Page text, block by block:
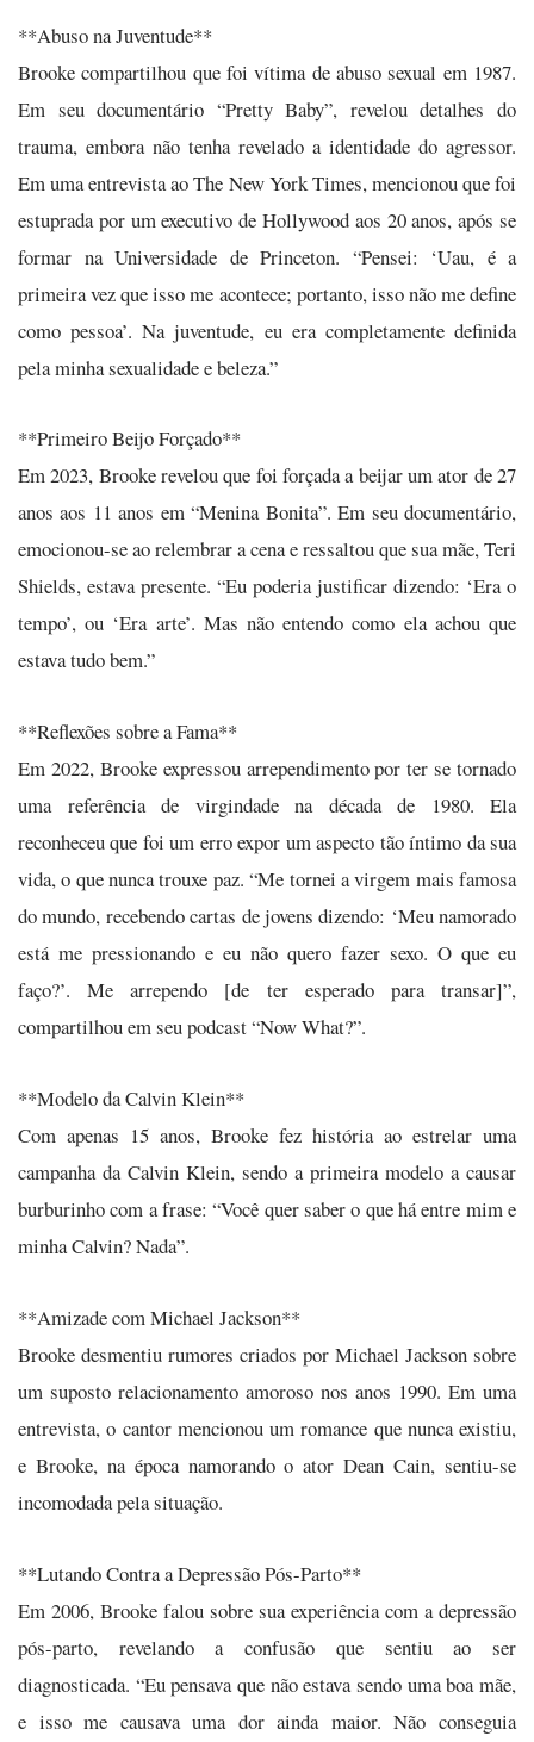
**Abuso na Juventude**
Brooke compartilhou que foi vítima de abuso sexual em 1987.
Em seu documentário “Pretty Baby”, revelou detalhes do
trauma, embora não tenha revelado a identidade do agressor.
Em uma entrevista ao The New York Times, mencionou que foi
estuprada por um executivo de Hollywood aos 20 anos, após se
formar na Universidade de Princeton. “Pensei: ‘Uau, é a
primeira vez que isso me acontece; portanto, isso não me define
como pessoa’. Na juventude, eu era completamente definida
pela minha sexualidade e beleza.”
**Primeiro Beijo Forçado**
Em 2023, Brooke revelou que foi forçada a beijar um ator de 27
anos aos 11 anos em “Menina Bonita”. Em seu documentário,
emocionou-se ao relembrar a cena e ressaltou que sua mãe, Teri
Shields, estava presente. “Eu poderia justificar dizendo: ‘Era o
tempo’, ou ‘Era arte’. Mas não entendo como ela achou que
estava tudo bem.”
**Reflexões sobre a Fama**
Em 2022, Brooke expressou arrependimento por ter se tornado
uma referência de virgindade na década de 1980. Ela
reconheceu que foi um erro expor um aspecto tão íntimo da sua
vida, o que nunca trouxe paz. “Me tornei a virgem mais famosa
do mundo, recebendo cartas de jovens dizendo: ‘Meu namorado
está me pressionando e eu não quero fazer sexo. O que eu
faço?’. Me arrependo [de ter esperado para transar]”,
compartilhou em seu podcast “Now What?”.
**Modelo da Calvin Klein**
Com apenas 15 anos, Brooke fez história ao estrelar uma
campanha da Calvin Klein, sendo a primeira modelo a causar
burburinho com a frase: “Você quer saber o que há entre mim e
minha Calvin? Nada”.
**Amizade com Michael Jackson**
Brooke desmentiu rumores criados por Michael Jackson sobre
um suposto relacionamento amoroso nos anos 1990. Em uma
entrevista, o cantor mencionou um romance que nunca existiu,
e Brooke, na época namorando o ator Dean Cain, sentiu-se
incomodada pela situação.
**Lutando Contra a Depressão Pós-Parto**
Em 2006, Brooke falou sobre sua experiência com a depressão
pós-parto, revelando a confusão que sentiu ao ser
diagnosticada. “Eu pensava que não estava sendo uma boa mãe,
e isso me causava uma dor ainda maior. Não conseguia